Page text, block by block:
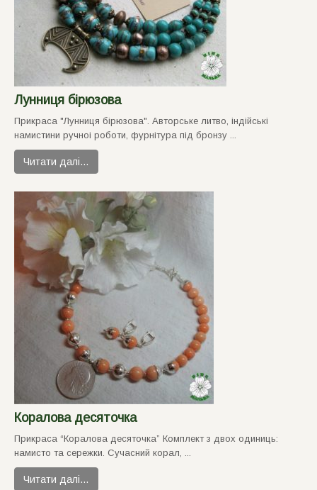
Лунниця бiрюзова
Прикраса "Лунниця бiрюзова". Авторське литво, iндiйськi
намистини ручноi роботи, фурнiтура пiд бронзу ...
Читати далі…
Коралова десяточка
Прикраса “Коралова десяточка” Комплект з двох одиниць:
намисто та сережки. Сучасний корал, ...
Читати далі…